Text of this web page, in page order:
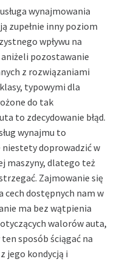
wynajmowania
zupełnie inny poziom
wpływu na
pozostawanie
z rozwiązaniami
typowymi dla
do tak
to zdecydowanie błąd.
wynajmu to
doprowadzić w
maszyny, dlatego też
Zajmowanie się
cech dostępnych nam w
ma bez wątpienia
walorów auta,
sposób ściągać na
jego kondycją i